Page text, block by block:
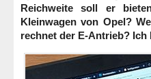
Reichweite soll er
Kleinwagen von Opel?
rechnet der E-Antrieb?